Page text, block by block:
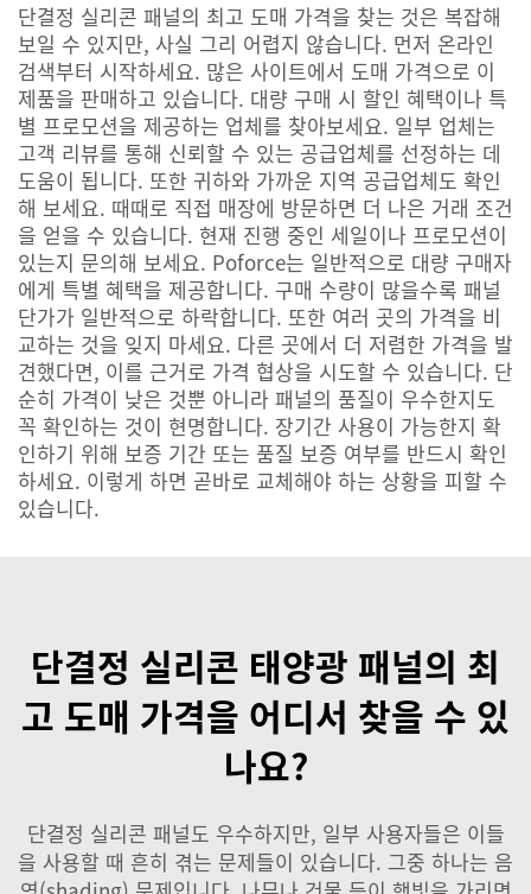
단결정 실리콘 패널의 최고 도매 가격을 찾는 것은 복잡해
보일 수 있지만, 사실 그리 어렵지 않습니다. 먼저 온라인
검색부터 시작하세요. 많은 사이트에서 도매 가격으로 이
제품을 판매하고 있습니다. 대량 구매 시 할인 혜택이나 특
별 프로모션을 제공하는 업체를 찾아보세요. 일부 업체는
고객 리뷰를 통해 신뢰할 수 있는 공급업체를 선정하는 데
도움이 됩니다. 또한 귀하와 가까운 지역 공급업체도 확인
해 보세요. 때때로 직접 매장에 방문하면 더 나은 거래 조건
을 얻을 수 있습니다. 현재 진행 중인 세일이나 프로모션이
있는지 문의해 보세요. Poforce는 일반적으로 대량 구매자
에게 특별 혜택을 제공합니다. 구매 수량이 많을수록 패널
단가가 일반적으로 하락합니다. 또한 여러 곳의 가격을 비
교하는 것을 잊지 마세요. 다른 곳에서 더 저렴한 가격을 발
견했다면, 이를 근거로 가격 협상을 시도할 수 있습니다. 단
순히 가격이 낮은 것뿐 아니라 패널의 품질이 우수한지도
꼭 확인하는 것이 현명합니다. 장기간 사용이 가능한지 확
인하기 위해 보증 기간 또는 품질 보증 여부를 반드시 확인
하세요. 이렇게 하면 곧바로 교체해야 하는 상황을 피할 수
있습니다.
단결정 실리콘 태양광 패널의 최
고 도매 가격을 어디서 찾을 수 있
나요?
단결정 실리콘 패널도 우수하지만, 일부 사용자들은 이들
을 사용할 때 흔히 겪는 문제들이 있습니다. 그중 하나는 음